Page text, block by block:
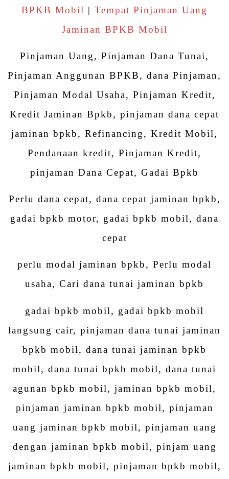
BPKB Mobil | Tempat Pinjaman Uang
Jaminan BPKB Mobil
Pinjaman Uang, Pinjaman Dana Tunai,
Pinjaman Anggunan BPKB, dana Pinjaman,
Pinjaman Modal Usaha, Pinjaman Kredit,
Kredit Jaminan Bpkb, pinjaman dana cepat
jaminan bpkb, Refinancing, Kredit Mobil,
Pendanaan kredit, Pinjaman Kredit,
pinjaman Dana Cepat, Gadai Bpkb
Perlu dana cepat, dana cepat jaminan bpkb,
gadai bpkb motor, gadai bpkb mobil, dana
cepat
perlu modal jaminan bpkb, Perlu modal
usaha, Cari dana tunai jaminan bpkb
gadai bpkb mobil, gadai bpkb mobil
langsung cair, pinjaman dana tunai jaminan
bpkb mobil, dana tunai jaminan bpkb
mobil, dana tunai bpkb mobil, dana tunai
agunan bpkb mobil, jaminan bpkb mobil,
pinjaman jaminan bpkb mobil, pinjaman
uang jaminan bpkb mobil, pinjaman uang
dengan jaminan bpkb mobil, pinjam uang
jaminan bpkb mobil, pinjaman bpkb mobil,